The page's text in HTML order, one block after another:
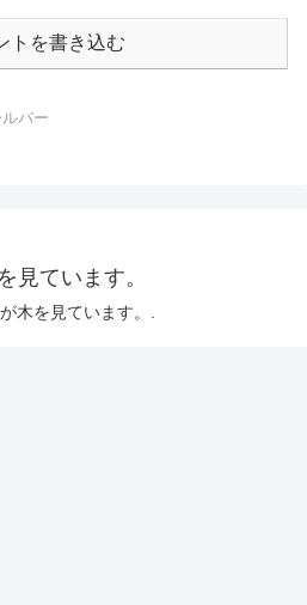
トを書き込む
バー
見ています。
木を見ています。.